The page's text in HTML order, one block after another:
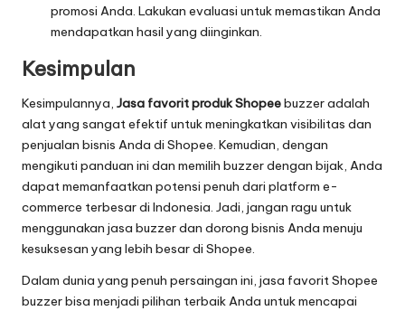
promosi Anda. Lakukan evaluasi untuk memastikan Anda
mendapatkan hasil yang diinginkan.
Kesimpulan
Kesimpulannya, Jasa favorit produk Shopeebuzzer adalah
alat yang sangat efektif untuk meningkatkan visibilitas dan
penjualan bisnis Anda di Shopee. Kemudian, dengan
mengikuti panduan ini dan memilih buzzer dengan bijak, Anda
dapat memanfaatkan potensi penuh dari platform e-
commerce terbesar di Indonesia. Jadi, jangan ragu untuk
menggunakan jasa buzzer dan dorong bisnis Anda menuju
kesuksesan yang lebih besar di Shopee.
Dalam dunia yang penuh persaingan ini, jasa favorit Shopee
buzzer bisa menjadi pilihan terbaik Anda untuk mencapai